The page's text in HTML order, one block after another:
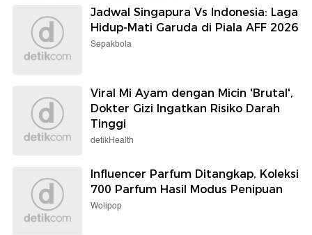
Jadwal Singapura Vs Indonesia: Laga
Hidup-Mati Garuda di Piala AFF 2026
Sepakbola
Viral Mi Ayam dengan Micin 'Brutal',
Dokter Gizi Ingatkan Risiko Darah
Tinggi
detikHealth
Influencer Parfum Ditangkap, Koleksi
700 Parfum Hasil Modus Penipuan
Wolipop